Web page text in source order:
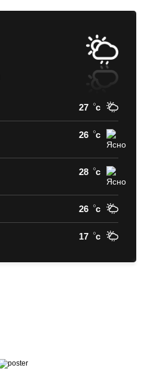
27 c
26 c
28 c
26 c
17 c